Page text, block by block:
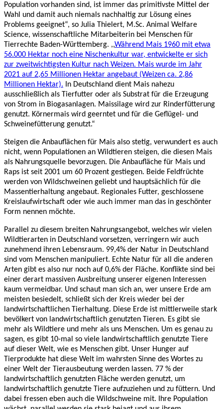
Population vorhanden sind, ist immer das primitivste Mittel der
Wahl und damit auch niemals nachhaltig zur Lösung eines
Problems geeignet“, so Julia Thielert, M.Sc. Animal Welfare
Science, wissenschaftliche Mitarbeiterin bei Menschen für
Tierrechte Baden-Württemberg. ,,Während Mais 1960 mit etwa
56.000 Hektar noch eine Nischenkultur war, entwickelte er sich
zur zweitwichtigsten Kultur nach Weizen. Mais wurde im Jahr
2021 auf 2,65 Millionen Hektar angebaut (Weizen ca. 2,86
Millionen Hektar). In Deutschland dient Mais nahezu
ausschließlich als Tierfutter oder als Substrat für die Erzeugung
von Strom in Biogasanlagen. Maissilage wird zur Rinderfütterung
genutzt. Körnermais wird geerntet und für die Geflügel- und
Schweinefütterung genutzt.“
Steigen die Anbauflächen für Mais also stetig, verwundert es auch
nicht, wenn Populationen an Wildtieren steigen, die diesen Mais
als Nahrungsquelle bevorzugen. Die Anbaufläche für Mais und
Raps ist seit 2001 um 60 Prozent gestiegen. Beide Feldfrüchte
werden von Wildschweinen geliebt und hauptsächlich für die
Massentierhaltung angebaut. Regionales Futter, geschlossene
Kreislaufwirtschaft oder wie auch immer man das in geschönter
Form nennen möchte.
Parallel zu diesem breiten Nahrungsangebot, welches wir vielen
Wildtierarten in Deutschland vorsetzen, verringern wir auch
zunehmend ihren Lebensraum. 99,4% der Natur in Deutschland
sind vom Menschen manipuliert. Echte Natur für all die anderen
Arten gibt es also nur noch auf 0,6% der Fläche. Konflikte sind bei
einer derart massiven Ausbreitung unserer eigenen Interessen
kaum vermeidbar. Und schaut man sich an, wer unsere Erde am
meisten besiedelt, schließt sich der Kreis wieder bei der
landwirtschaftlichen Tierhaltung. Diese Erde ist mittlerweile stark
bevölkert von landwirtschaftlich genutzten Tieren. Es gibt sie
mehr als Wildtiere und mehr als uns Menschen. Um es genau zu
sagen, es gibt 10-mal so viele landwirtschaftlich genutzte Tiere
auf dieser Welt, wie es Menschen gibt. Unser Hunger auf
Tierprodukte hat diese Welt im wahrsten Sinne des Wortes zu
einer Welt der Tierausbeutung werden lassen. 77 % der
landwirtschaftlich genutzten Fläche werden genutzt, um
landwirtschaftlich genutzte Tiere aufzuziehen und zu füttern. Und
dabei fressen eben auch die Wildschweine mit. Ihre Population